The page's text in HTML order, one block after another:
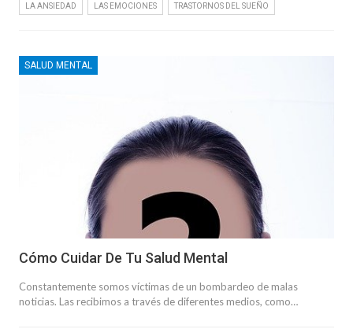
LA ANSIEDAD LAS EMOCIONES TRASTORNOS DEL SUEÑO
SALUD MENTAL
Cómo Cuidar De Tu Salud Mental
Constantemente somos víctimas de un bombardeo de malas
noticias. Las recibimos a través de diferentes medios, como…